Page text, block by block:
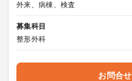
外来、病棟、検査
募集科目
整形外科
お問合せ